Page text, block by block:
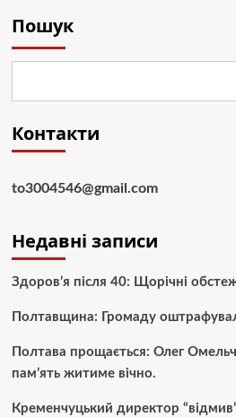
Пошук
Контакти
to3004546@gmail.com
Недавні записи
Здоров’я після 40: Щорічні
Полтавщина: Громаду
Полтава прощається: Олег
пам’ять житиме вічно.
Кременчуцький директор